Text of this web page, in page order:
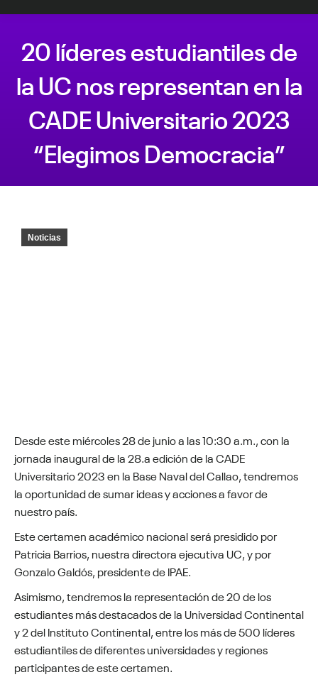
20 líderes estudiantiles de
la UC nos representan en la
CADE Universitario 2023
“Elegimos Democracia”
Noticias
Desde este miércoles 28 de junio a las 10:30 a.m., con la
jornada inaugural de la 28.a edición de la CADE
Universitario 2023 en la Base Naval del Callao, tendremos
la oportunidad de sumar ideas y acciones a favor de
nuestro país.
Este certamen académico nacional será presidido por
Patricia Barrios, nuestra directora ejecutiva UC, y por
Gonzalo Galdós, presidente de IPAE.
Asimismo, tendremos la representación de 20 de los
estudiantes más destacados de la Universidad Continental
y 2 del Instituto Continental, entre los más de 500 líderes
estudiantiles de diferentes universidades y regiones
participantes de este certamen.